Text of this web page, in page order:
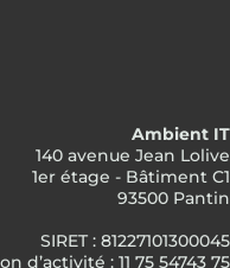
Ambient IT
140 avenue Jean Lolive
1er étage - Bâtiment C1
93500 Pantin
SIRET : 81227101300045
d’activité : 11 75 54743 75